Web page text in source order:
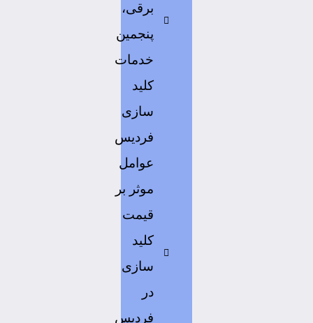
برقی،
پنجمین
خدمات
کلید
سازی
فردیس
عوامل
موثر بر
قیمت
کلید
سازی
در
فردیس